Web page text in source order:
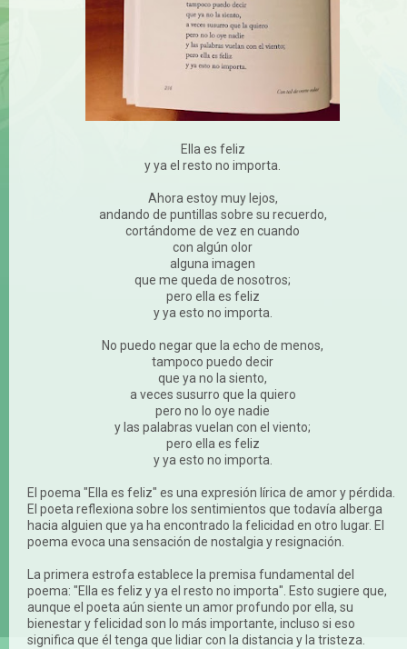
Ella es feliz
y ya el resto no importa.
Ahora estoy muy lejos,
andando de puntillas sobre su recuerdo,
cortándome de vez en cuando
con algún olor
alguna imagen
que me queda de nosotros;
pero ella es feliz
y ya esto no importa.
No puedo negar que la echo de menos,
tampoco puedo decir
que ya no la siento,
a veces susurro que la quiero
pero no lo oye nadie
y las palabras vuelan con el viento;
pero ella es feliz
y ya esto no importa.
El poema "Ella es feliz" es una expresión lírica de amor y pérdida.
El poeta reflexiona sobre los sentimientos que todavía alberga
hacia alguien que ya ha encontrado la felicidad en otro lugar. El
poema evoca una sensación de nostalgia y resignación.
La primera estrofa establece la premisa fundamental del
poema: "Ella es feliz y ya el resto no importa". Esto sugiere que,
aunque el poeta aún siente un amor profundo por ella, su
bienestar y felicidad son lo más importante, incluso si eso
significa que él tenga que lidiar con la distancia y la tristeza.